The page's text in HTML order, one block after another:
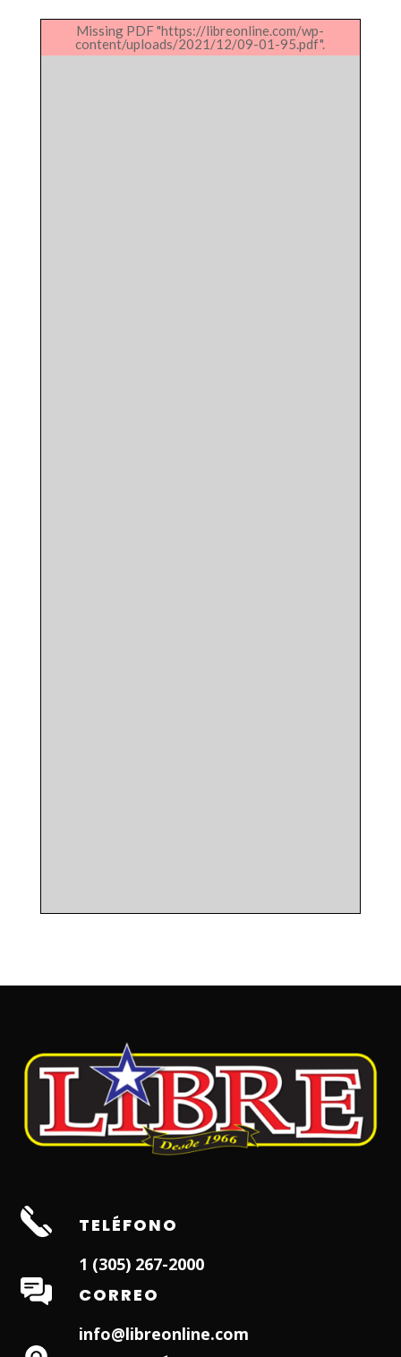
Missing PDF "https://libreonline.com/wp-
content/uploads/2021/12/09-01-95.pdf".
TELÉFONO
1 (305) 267-2000
CORREO
info@libreonline.com